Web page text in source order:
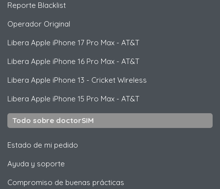
Reporte Blacklist
Operador Original
Libera Apple iPhone 17 Pro Max - AT&T
Libera Apple iPhone 16 Pro Max - AT&T
Libera Apple iPhone 13 - Cricket Wireless
Libera Apple iPhone 15 Pro Max - AT&T
Todo sobre doctorSIM
Estado de mi pedido
Ayuda y soporte
Compromiso de buenas prácticas